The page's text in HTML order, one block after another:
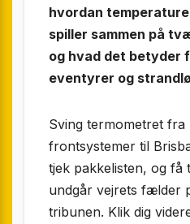
hvordan
spiller sammen på
og hvad det betyder
eventyrer og
Sving termometret fra
frontsystemer til
tjek pakkelisten, og få
undgår vejrets fælder
tribunen. Klik dig